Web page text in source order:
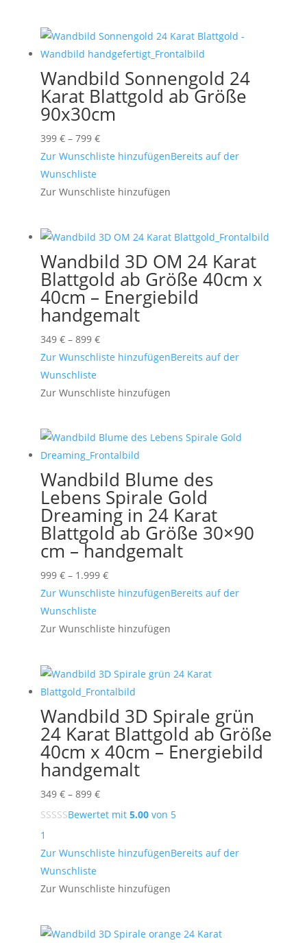
Wandbild Sonnengold 24
Karat Blattgold ab Größe
90x30cm
399 € – 799 €Preisspanne:
399 €
799 €
Zur Wunschliste hinzufügenBereits auf der
Wunschliste
Zur Wunschliste hinzufügen
Wandbild 3D OM 24 Karat
Blattgold ab Größe 40cm x
40cm – Energiebild
handgemalt
349 € – 899 €Preisspanne:
349 €
899 €
Zur Wunschliste hinzufügenBereits auf der
Wunschliste
Zur Wunschliste hinzufügen
Wandbild Blume des
Lebens Spirale Gold
Dreaming in 24 Karat
Blattgold ab Größe 30×90
cm – handgemalt
999 € – 1.999 €Preisspanne:
999 €
1.999 €
Zur Wunschliste hinzufügenBereits auf der
Wunschliste
Zur Wunschliste hinzufügen
Wandbild 3D Spirale grün
24 Karat Blattgold ab Größe
40cm x 40cm – Energiebild
handgemalt
349 € – 899 €Preisspanne:
349 €
899 €
Bewertet mit 5.00von 5
1
Zur Wunschliste hinzufügenBereits auf der
Wunschliste
Zur Wunschliste hinzufügen